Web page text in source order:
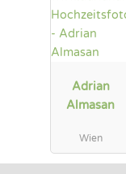
Adrian
Almasan
Wien